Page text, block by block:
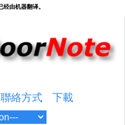
聯絡方式 下載